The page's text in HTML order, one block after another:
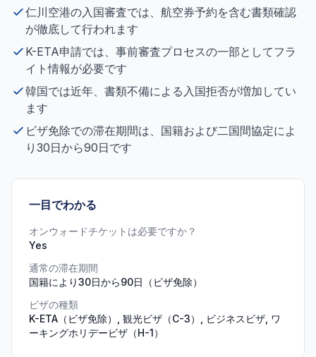
仁川空港の入国審査では、航空券予約を含む書類確認
が徹底して行われます
K-ETA申請では、事前審査プロセスの一部としてフラ
イト情報が必要です
韓国では近年、書類不備による入国拒否が増加してい
ます
ビザ免除での滞在期間は、国籍および二国間協定によ
り30日から90日です
一目でわかる
オンウォードチケットは必要ですか？
Yes
通常の滞在期間
国籍により30日から90日（ビザ免除）
ビザの種類
K-ETA（ビザ免除）, 観光ビザ（C-3）, ビジネスビザ, ワ
ーキングホリデービザ（H-1）